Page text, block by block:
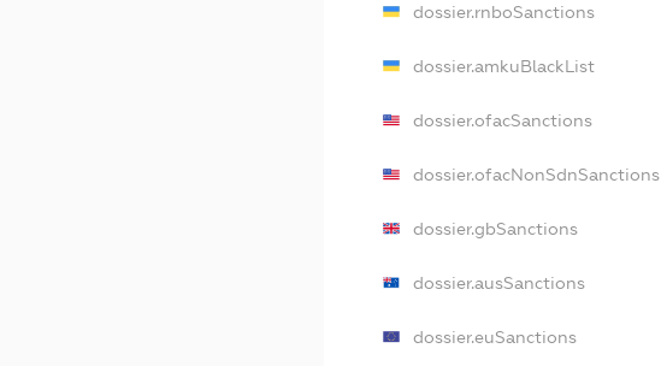
dossier.rnboSanctions
dossier.amkuBlackList
dossier.ofacSanctions
dossier.ofacNonSdnSanctions
dossier.gbSanctions
dossier.ausSanctions
dossier.euSanctions